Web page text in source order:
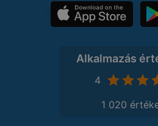
Alkalmazás
4
1 020